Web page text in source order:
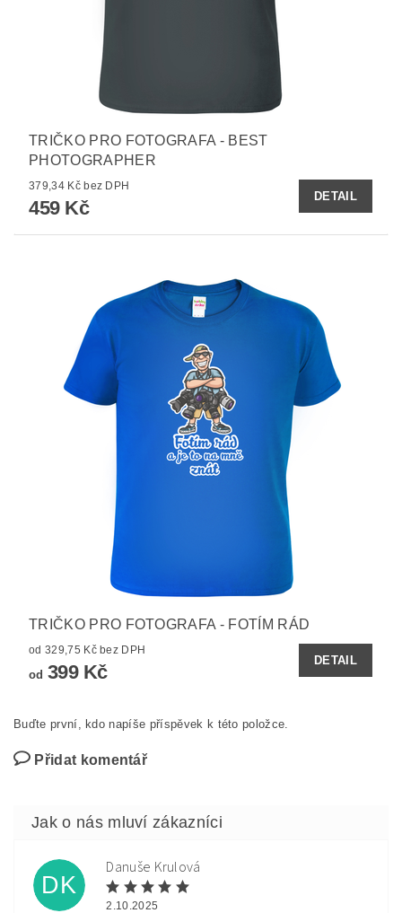
TRIČKO PRO FOTOGRAFA - BEST
PHOTOGRAPHER
379,34 Kč bez DPH
459 Kč
DETAIL
TRIČKO PRO FOTOGRAFA - FOTÍM RÁD
od 329,75 Kč bez DPH
od 399 Kč
DETAIL
Buďte první, kdo napíše příspěvek k této položce.
Přidat komentář
DK
Danuše Krulová
2.10.2025